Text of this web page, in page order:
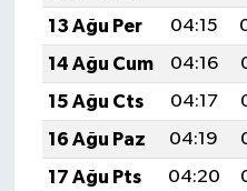
13 Ağu Per
04:15
14 Ağu Cum
04:16
15 Ağu Cts
04:17
16 Ağu Paz
04:19
17 Ağu Pts
04:20